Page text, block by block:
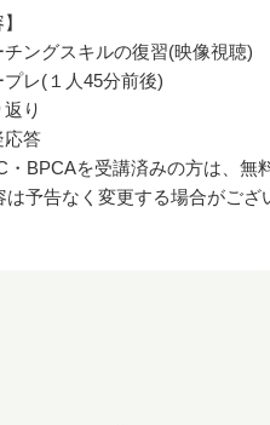
チングスキルの復習(映像視聴)
プレ(１人45分前後)
返り
応答
BPCAを受講済みの方は、無
予告なく変更する場合がござ